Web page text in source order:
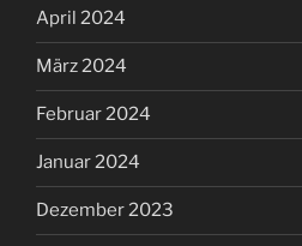
April 2024
März 2024
Februar 2024
Januar 2024
Dezember 2023